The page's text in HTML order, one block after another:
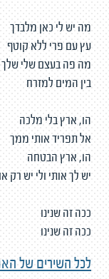
מה יש לי כאן מלבדך
עץ עם פרי ללא קוטף
מה פה בעצם שלי שלך
בין המים למזרח
הו, ארץ בלי מלכה
אל תפריד אותי ממך
הו, ארץ הבטחה
יש לך אותי ולי יש רק
ככה זה שנינו
ככה זה שנינו
לכל השירים של